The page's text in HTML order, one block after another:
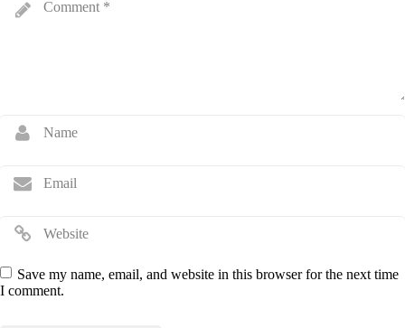
Save my name, email, and website in this browser for the next time
I comment.